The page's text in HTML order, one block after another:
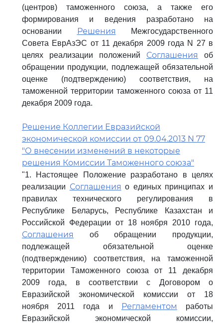
(центров) таможенного союза, а также его
формирования и ведения разработано на
основании
Решения Межгосударственного
Совета ЕврАзЭС от 11 декабря 2009 года N 27 в
целях реализации положений Соглашения
об
обращении продукции, подлежащей обязательной
оценке (подтверждению) соответствия, на
таможенной территории таможенного союза от 11
декабря 2009 года.
Решение Коллегии Евразийской
экономической комиссии от 09.04.2013 N 77
"О внесении изменений в некоторые
решения Комиссии Таможенного союза"
"1. Настоящее Положение разработано в целях
реализации Соглашения о единых принципах и
правилах технического регулирования в
Республике Беларусь, Республике Казахстан и
Российской Федерации от 18 ноября 2010 года,
Соглашения
об обращении продукции,
подлежащей обязательной оценке
(подтверждению) соответствия, на таможенной
территории Таможенного союза от 11 декабря
2009 года, в соответствии с Договором о
Евразийской экономической комиссии от 18
ноября 2011 года и
Регламентом
работы
Евразийской экономической комиссии,